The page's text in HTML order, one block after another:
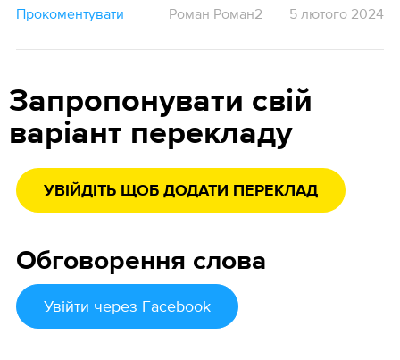
Прокоментувати Роман Роман2 5 лютого 2024
Запропонувати свій
варіант перекладу
УВІЙДІТЬ ЩОБ ДОДАТИ ПЕРЕКЛАД
Обговорення слова
Увійти через Facebook